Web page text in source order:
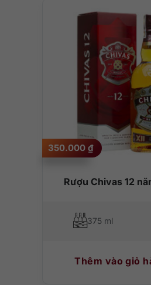
– Hương thơm: Trên mũi
ngào và gỗ sồi tinh tế.
– Hương vị: Vị rượu cực
– Hậu vị: Kết thúc dài,
Rượu Chivas 12
350.000 ₫
375 ml
Thêm vào giỏ